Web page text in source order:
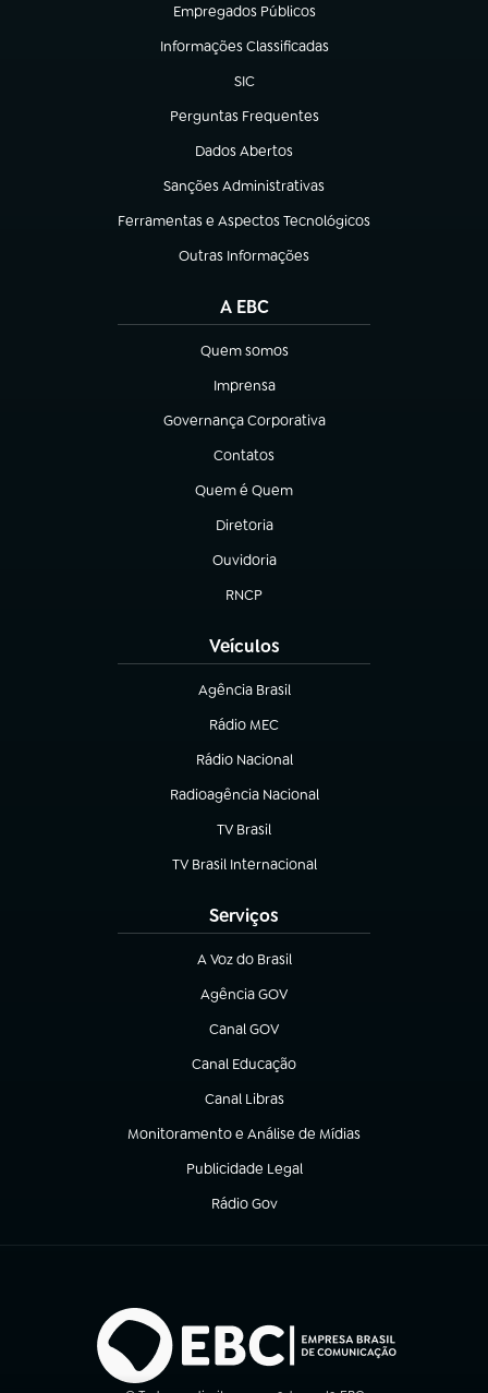
Empregados Públicos
(abre em nova aba)
Informações Classificadas
(abre em nova aba)
SIC
(abre em nova aba)
Perguntas Frequentes
(abre em nova aba)
Dados Abertos
(abre em nova aba)
Sanções Administrativas
(abre em nova aba)
Ferramentas e Aspectos Tecnológicos
(abre em nova aba)
Outras Informações
(abre em nova aba)
A EBC
Quem somos
(abre em nova aba)
Imprensa
(abre em nova aba)
Governança Corporativa
(abre em nova aba)
Contatos
(abre em nova aba)
Quem é Quem
(abre em nova aba)
Diretoria
(abre em nova aba)
Ouvidoria
(abre em nova aba)
RNCP
(abre em nova aba)
Veículos
Agência Brasil
(abre em nova aba)
Rádio MEC
Rádio Nacional
(abre em nova aba)
Radioagência Nacional
(abre em nova aba)
TV Brasil
(abre em nova aba)
TV Brasil Internacional
(abre em nova aba)
Serviços
A Voz do Brasil
(abre em nova aba)
Agência GOV
(abre em nova aba)
Canal GOV
(abre em nova aba)
Canal Educação
(abre em nova aba)
Canal Libras
(abre em nova aba)
Monitoramento e Análise de Mídias
(abre em nova aba)
Publicidade Legal
(abre em nova aba)
Rádio Gov
(abre em nova aba)